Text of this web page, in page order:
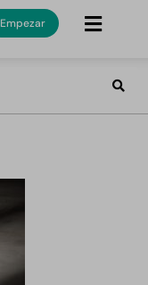
Empezar